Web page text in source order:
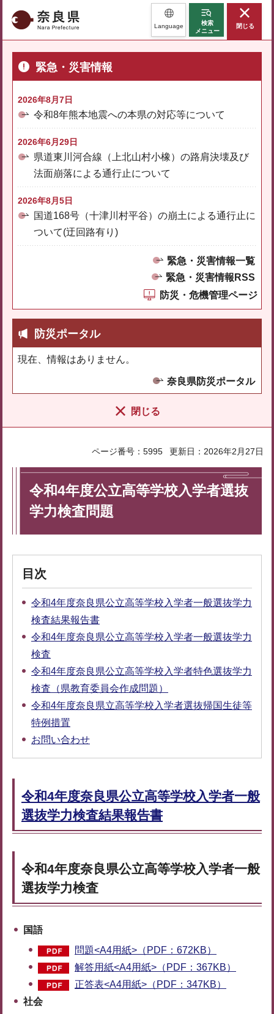
奈良県 Language
検索
メニュー
閉じる
緊急・災害情報
2026年8月7日
令和8年熊本地震への本県の対応等について
2026年6月29日
県道東川河合線（上北山村小橡）の路肩決壊及び
法面崩落による通行止について
2026年8月5日
国道168号（十津川村平谷）の崩土による通行止に
ついて(迂回路有り)
緊急・災害情報一覧
緊急・災害情報RSS
防災・危機管理ページ
防災ポータル
現在、情報はありません。
奈良県防災ポータル
閉じる
ページ番号：5995 更新日：2026年2月27日
令和4年度公立高等学校入学者選抜
学力検査問題
目次
令和4年度奈良県公立高等学校入学者一般選抜学力
検査結果報告書
令和4年度奈良県公立高等学校入学者一般選抜学力
検査
令和4年度奈良県公立高等学校入学者特色選抜学力
検査（県教育委員会作成問題）
令和4年度奈良県立高等学校入学者選抜帰国生徒等
特例措置
お問い合わせ
令和4年度奈良県公立高等学校入学者一般
選抜学力検査結果報告書
令和4年度奈良県公立高等学校入学者一般
選抜学力検査
国語
問題<A4用紙>（PDF：672KB）
解答用紙<A4用紙>（PDF：367KB）
正答表<A4用紙>（PDF：347KB）
社会